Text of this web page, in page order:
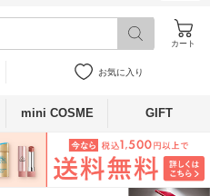
カート
お気に入り
mini COSME GIFT